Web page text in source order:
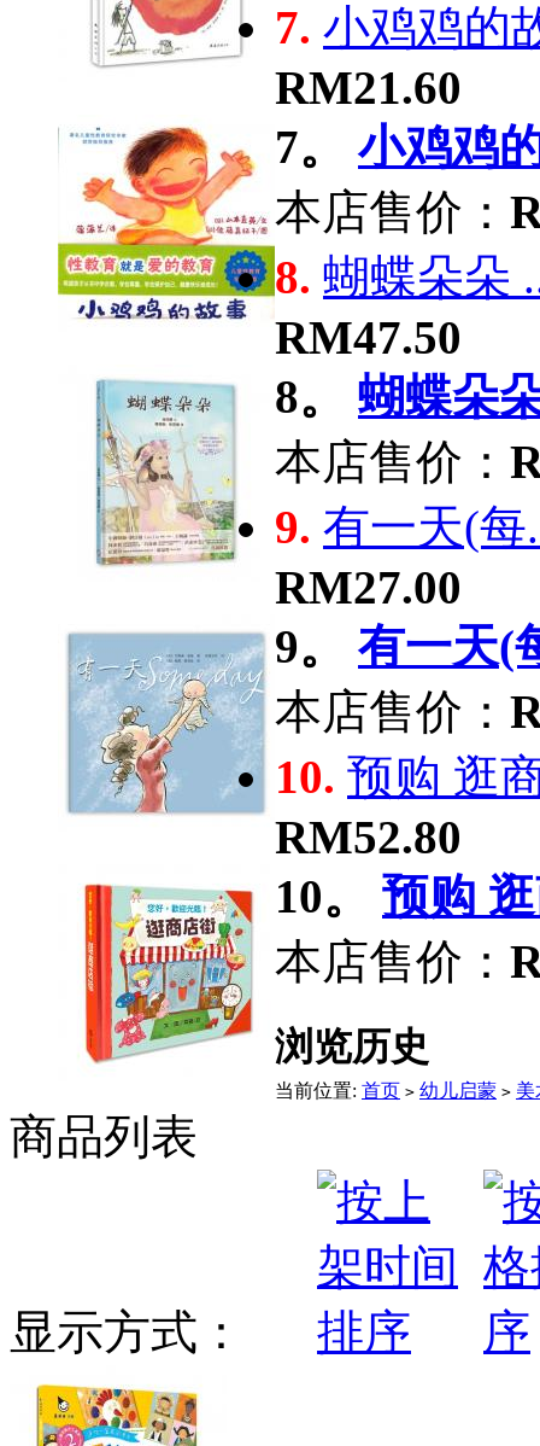
7. 小鸡鸡的
RM21.60
7。
小鸡鸡
本店售价：
8. 蝴蝶朵朵
RM47.50
8。
蝴蝶朵
本店售价：
9. 有一天(每
RM27.00
9。
有一天(
本店售价：
10. 预购 逛
RM52.80
10。
预购
本店售价：
浏览历史
当前位置: 首页 > 幼儿启蒙 > 美
商品列表
显示方式：